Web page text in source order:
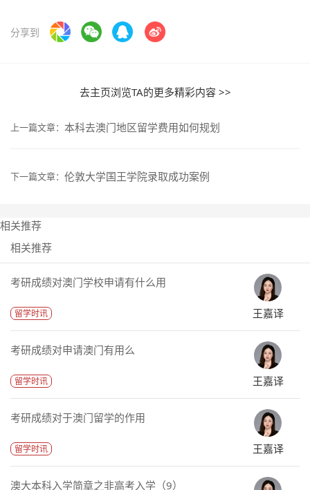
分享到
去主页浏览TA的更多精彩内容 >>
上一篇文章： 本科去澳门地区留学费用如何规划
下一篇文章： 伦敦大学国王学院录取成功案例
相关推荐
相关推荐
考研成绩对澳门学校申请有什么用
留学时讯 王嘉译
考研成绩对申请澳门有用么
留学时讯 王嘉译
考研成绩对于澳门留学的作用
留学时讯 王嘉译
澳大本科入学简章之非高考入学（9）